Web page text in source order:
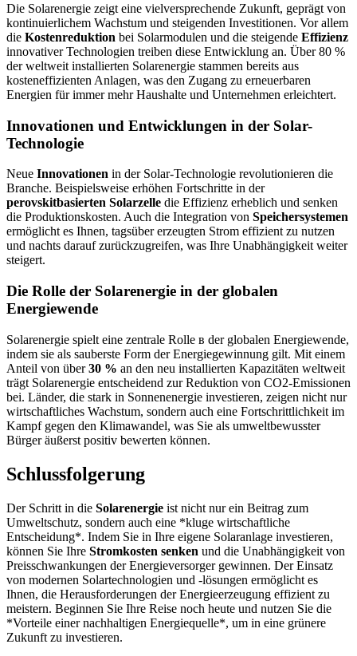
Die Solarenergie zeigt eine vielversprechende Zukunft, geprägt von
kontinuierlichem Wachstum und steigenden Investitionen. Vor allem
die Kostenreduktion bei Solarmodulen und die steigende Effizienz
innovativer Technologien treiben diese Entwicklung an. Über 80 %
der weltweit installierten Solarenergie stammen bereits aus
kosteneffizienten Anlagen, was den Zugang zu erneuerbaren
Energien für immer mehr Haushalte und Unternehmen erleichtert.
Innovationen und Entwicklungen in der Solar-
Technologie
Neue Innovationen in der Solar-Technologie revolutionieren die
Branche. Beispielsweise erhöhen Fortschritte in der
perovskitbasierten Solarzelle die Effizienz erheblich und senken
die Produktionskosten. Auch die Integration von Speichersystemen
ermöglicht es Ihnen, tagsüber erzeugten Strom effizient zu nutzen
und nachts darauf zurückzugreifen, was Ihre Unabhängigkeit weiter
steigert.
Die Rolle der Solarenergie in der globalen
Energiewende
Solarenergie spielt eine zentrale Rolle в der globalen Energiewende,
indem sie als sauberste Form der Energiegewinnung gilt. Mit einem
Anteil von über30 % an den neu installierten Kapazitäten weltweit
trägt Solarenergie entscheidend zur Reduktion von CO2-Emissionen
bei. Länder, die stark in Sonnenenergie investieren, zeigen nicht nur
wirtschaftliches Wachstum, sondern auch eine Fortschrittlichkeit im
Kampf gegen den Klimawandel, was Sie als umweltbewusster
Bürger äußerst positiv bewerten können.
Schlussfolgerung
Der Schritt in die Solarenergie ist nicht nur ein Beitrag zum
Umweltschutz, sondern auch eine *kluge wirtschaftliche
Entscheidung*. Indem Sie in Ihre eigene Solaranlage investieren,
können Sie Ihre Stromkosten senken und die Unabhängigkeit von
Preisschwankungen der Energieversorger gewinnen. Der Einsatz
von modernen Solartechnologien und -lösungen ermöglicht es
Ihnen, die Herausforderungen der Energieerzeugung effizient zu
meistern. Beginnen Sie Ihre Reise noch heute und nutzen Sie die
*Vorteile einer nachhaltigen Energiequelle*, um in eine grünere
Zukunft zu investieren.